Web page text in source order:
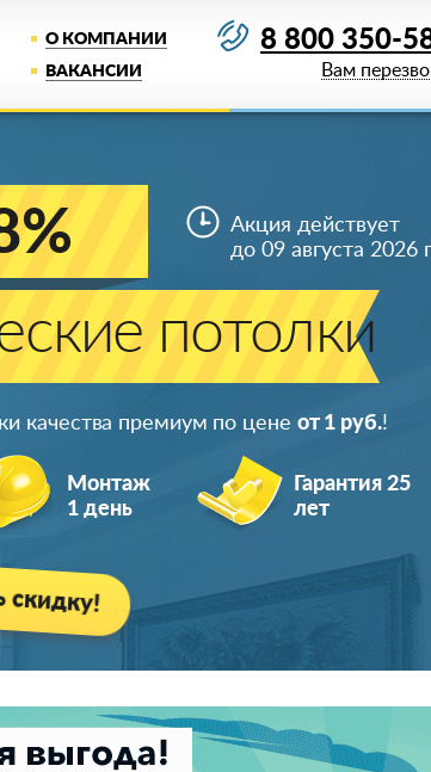
О КОМПАНИИ
ВАКАНСИИ
8 800 350-
Вам
потолки
Акция действует
до 09 августа 2026
качества премиум по цене от 1 руб.!
Монтаж
1 день
Гарантия 25
лет
скидку!